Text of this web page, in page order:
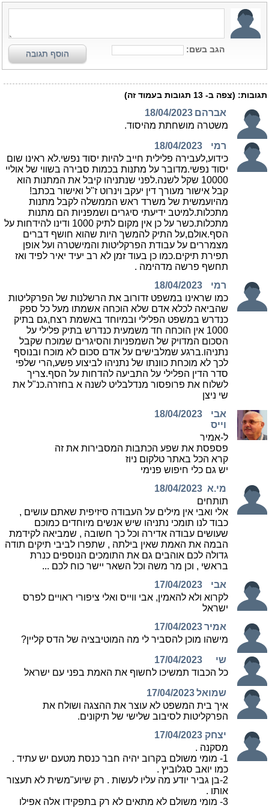
הגב בשם: הוסף תגובה
תגובות: (צפה ב- 13 תגובות בעמוד זה)
אברהם 18/04/2023
משטרה מושחתת מהיסוד.
רמי
18/04/2023
כידוע,לעבירה פלילית חייב להיות יסוד נפשי.לא ראינו שום
יסוד נפשי.מדובר על מתנות בכמות סבירה בשווי של אוליי
10000 שקל לשנה.לפני שנתניהו קיבל את המתנות הוא
קבל אישור מעורך דין יעקב וינרוט ז"ל ואישור בכתב!
מהיועמשית של משרד ראש הממשלה לקבל מתנות
מתכלות.למיטב ידיעתי סיגרים ושמפניות הם מתנות
מתכלות.כשר על כן אין מקום לתיק 1000 ודינו להידחות על
הסף.אולם,על התיק להמשך היות שהוא חושף דברים
מצמררים על עבודת הפרקליטות והמישטרה ועל אופן
תפירת תיקים.כמו כן בעוד זמן לא רב יעיד יאיר לפיד ואז
תחשף פרשה מדהימה .
רמי
18/04/2023
כמו שראינו במשפט זדורוב את הרשלנות של הפרקליטות
שהביאה לכלא אדם שלא הוכחה אשמתו מעל כל ספק
כנדרש במשפט הפלילי ובמיוחד באשמת רצח,גם בתיק
1000 אין הוכחה חד משמעית כנדרש בתיק פלילי על
הסכום המדויק של השמפניות והסיגרים שמוכח שקבל
נתניהו.ברגע שמלבישים על אדם סכום לא מוכח ובנוסף
לכך לא מוכחת כוונתו של נתניהו לביצוע פשע,הרי שלפי
סדר הדין הפלילי על התביעה להדחות על הסף.צריך
לשלוח את פרופסור מנדלבליט לשנה א בחזרה.כנ"ל את
שי ניצן
אבי
וייס
18/04/2023
ל-אמיר
פספסת את שפע הכתבות המסבירות את זה
קרא הכל באתר טלקום ניוז
יש גם כלי חיפוש פנימי
מי.א 18/04/2023
תותחים
אלי ואבי אין מילים על העבודה סיזיפית שאתם עושים ,
כבוד לנו תומכי נתניהו שיש אנשים מיוחדים כמוכם
שעושים עבודה אדירה וכל כך חשובה , שמביאה לקידמת
הבמה את האמת שאין בילתה , שתפרו לביבי תיקים תודה
גדולה לכם אוהבים גם את התומכים הנוספים כנרת
בראשי , וכן מר משה וכל השאר יישר כוח לכם ...
אבי
17/04/2023
לקרוא ולא להאמין, אבי ווייס ואלי ציפורי ראויים לפרס
ישראל
אמיר17/04/2023
מישהו מוכן להסביר לי מה המוטיבציה של הדס קליין?
שי
17/04/2023
כל הכבוד תמשיכו לחשוף את האמת בפני עם ישראל
שמואל17/04/2023
איך בית המשפט לא עוצר את ההצגה ושולח את
הפרקליטות לסיבוב שלישי של תיקונים.
יצחק 17/04/2023
מסקנה .
1- מומי משולם בקרוב יהיה חבר כנסת מטעם יש עתיד .
כמו יואב סגלוביץ .
2-בן גביר יודע מה עליו לעשות . רק שיוע"משית לא תעצור
אותו .
3- מומי משולם לא מתאים לא רק בתפקידו אלה אפילו